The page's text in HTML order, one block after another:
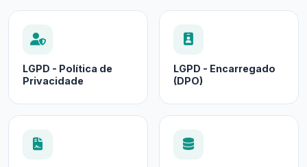
LGPD - Política de
Privacidade
LGPD - Encarregado
(DPO)